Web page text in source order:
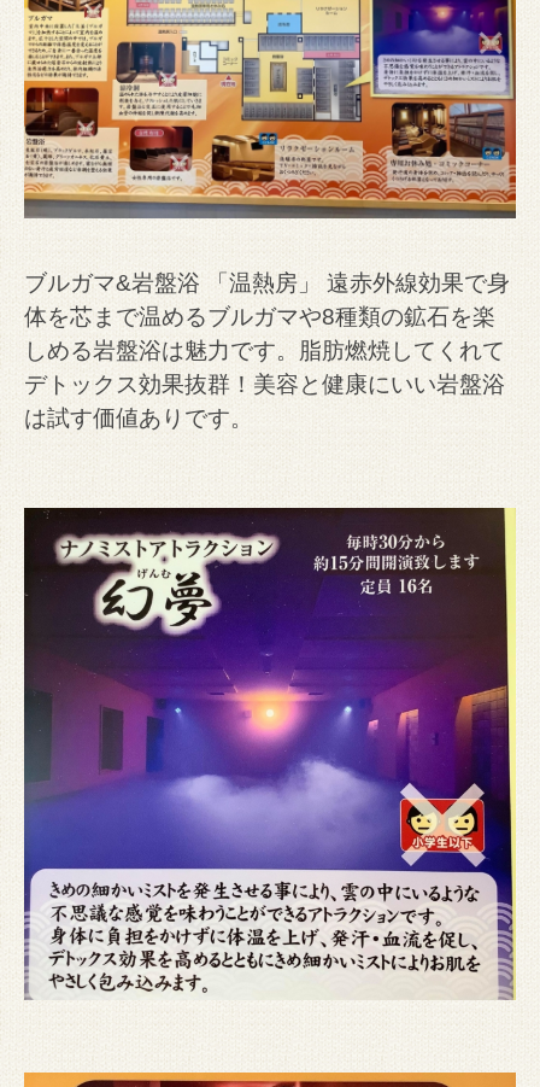
ブルガマ&岩盤浴 「温熱房」 遠赤外線効果で身
体を芯まで温めるブルガマや8種類の鉱石を楽
しめる岩盤浴は魅力です。脂肪燃焼してくれて
デトックス効果抜群！美容と健康にいい岩盤浴
は試す価値ありです。